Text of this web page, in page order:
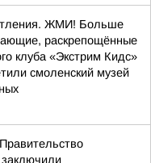
ЖМИ! Больше
раскрепощённые
клуба «Экстрим Кидс»
смоленский музей
заключили